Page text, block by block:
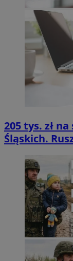
205 tys. zł
Śląskich.